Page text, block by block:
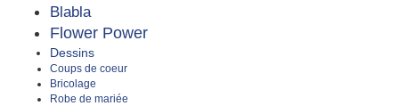
Blabla
Flower Power
Dessins
Coups de coeur
Bricolage
Robe de mariée